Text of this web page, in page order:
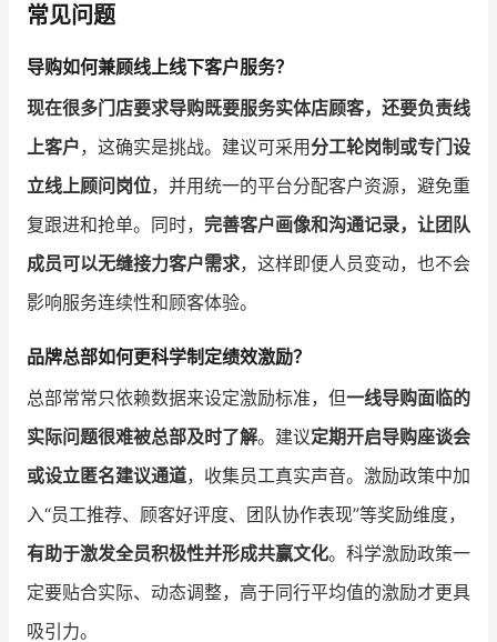
常见问题
导购如何兼顾线上线下客户服务？
现在很多门店要求导购既要服务实体店顾客，还要负责线
上客户，这确实是挑战。建议可采用分工轮岗制或专门设
立线上顾问岗位，并用统一的平台分配客户资源，避免重
复跟进和抢单。同时， 完善客户画像和沟通记录，让团队
成员可以无缝接力客户需求，这样即便人员变动，也不会
影响服务连续性和顾客体验。
品牌总部如何更科学制定绩效激励？
总部常常只依赖数据来设定激励标准，但一线导购面临的
实际问题很难被总部及时了解。建议定期开启导购座谈会
或设立匿名建议通道，收集员工真实声音。激励政策中加
入“员工推荐、顾客好评度、团队协作表现”等奖励维度，
有助于激发全员积极性并形成共赢文化。科学激励政策一
定要贴合实际、动态调整，高于同行平均值的激励才更具
吸引力。